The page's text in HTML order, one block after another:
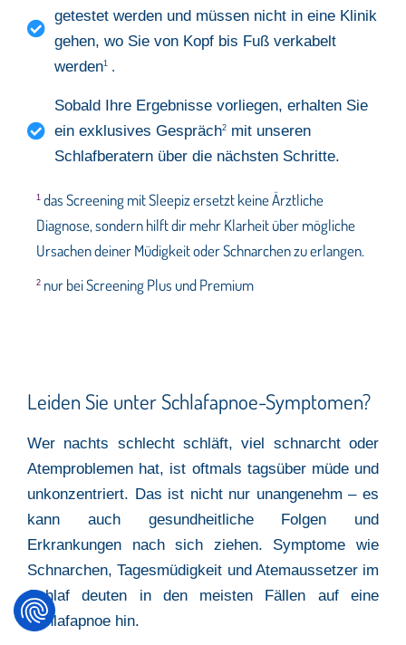
getestet werden und müssen nicht in eine Klinik
gehen, wo Sie von Kopf bis Fuß verkabelt
werden1 .
Sobald Ihre Ergebnisse vorliegen, erhalten Sie
ein exklusives Gespräch2 mit unseren
Schlafberatern über die nächsten Schritte.
1 das Screening mit Sleepiz ersetzt keine Ärztliche
Diagnose, sondern hilft dir mehr Klarheit über mögliche
Ursachen deiner Müdigkeit oder Schnarchen zu erlangen.
2 nur bei Screening Plus und Premium
Leiden Sie unter Schlafapnoe-Symptomen?
Wer nachts schlecht schläft, viel schnarcht oder
Atemproblemen hat, ist oftmals tagsüber müde und
unkonzentriert. Das ist nicht nur unangenehm – es
kann auch gesundheitliche Folgen und
Erkrankungen nach sich ziehen. Symptome wie
Schnarchen, Tagesmüdigkeit und Atemaussetzer im
Schlaf deuten in den meisten Fällen auf eine
Schlafapnoe hin.